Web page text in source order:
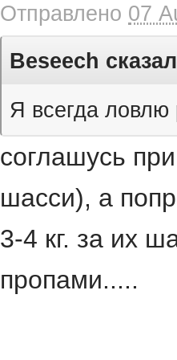
Отправлено 07
Beseech
Я всегда ловлю
соглашусь
шасси), а
3-4 кг. за их
пропами.....